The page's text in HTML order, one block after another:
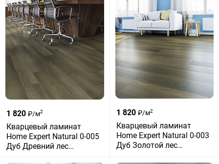
1 820 ₽/м2
Кварцевый ламинат
Home Expert Natural 0-005
Дуб Древний лес
1 820 ₽/м2
Кварцевый ламинат
Home Expert Natural 0-003
Дуб Золотой лес